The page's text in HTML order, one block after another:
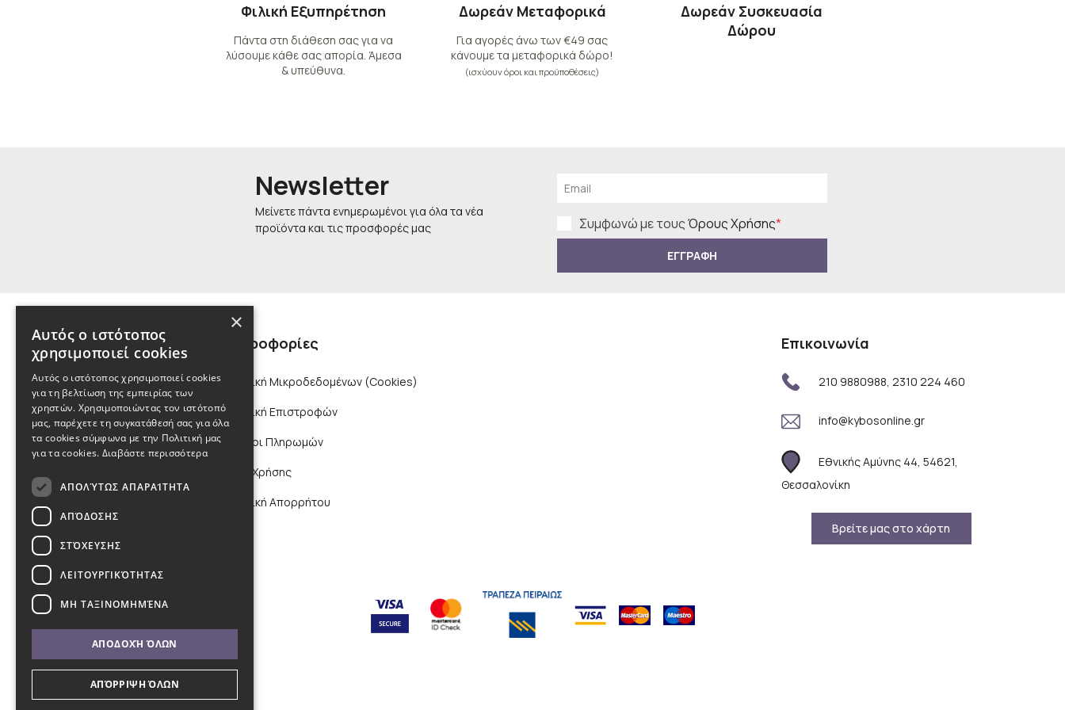
Φιλική Εξυπηρέτηση
Πάντα στη διάθεση σας για να
λύσουμε κάθε σας απορία. Άμεσα
& υπεύθυνα.
Δωρεάν Μεταφορικά
Για αγορές άνω των €49 σας
κάνουμε τα μεταφορικά δώρο!
(ισχύουν όροι και προϋποθέσεις)
Δωρεάν Συσκευασία
Δώρου
Newsletter
Μείνετε πάντα ενημερωμένοι για όλα τα νέα
προϊόντα και τις προσφορές μας
Συμφωνώ με τουςΌρους Χρήσης*
ΕΓΓΡΑΦΗ
Πληροφορίες
Πολιτική Μικροδεδομένων (Cookies)
Πολιτική Επιστροφών
Τρόποι Πληρωμών
Όροι Χρήσης
Πολιτική Απορρήτου
Επικοινωνία
210 9880988, 2310 224 460
info@kybosonline.gr
Εθνικής Αμύνης 44, 54621,
Θεσσαλονίκη
Βρείτε μας στο χάρτη
×
Αυτός ο ιστότοπος
χρησιμοποιεί cookies
Αυτός ο ιστότοπος χρησιμοποιεί cookies
για τη βελτίωση της εμπειρίας των
χρηστών. Χρησιμοποιώντας τον ιστότοπό
μας, παρέχετε τη συγκατάθεσή σας για όλα
τα cookies σύμφωνα με την Πολιτική μας
για τα cookies. Διαβάστε περισσότερα
ΑΠΟΛΎΤΩΣ ΑΠΑΡΑΊΤΗΤΑ
ΑΠΌΔΟΣΗΣ
ΣΤΌΧΕΥΣΗΣ
ΛΕΙΤΟΥΡΓΙΚΌΤΗΤΑΣ
ΜΗ ΤΑΞΙΝΟΜΗΜΈΝΑ
ΑΠΟΔΟΧΉ ΌΛΩΝ
ΑΠΌΡΡΙΨΗ ΌΛΩΝ